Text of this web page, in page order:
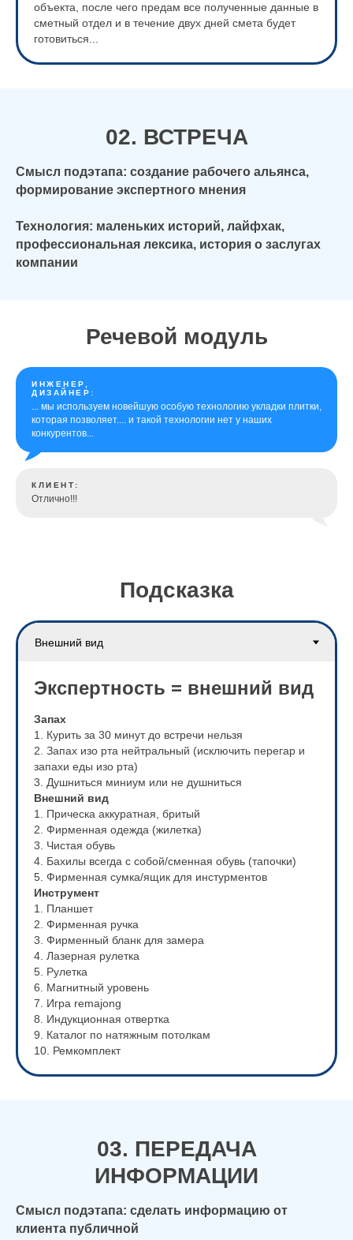
объекта, после чего предам все полученные данные в
сметный отдел и в течение двух дней смета будет
готовиться...
02. ВСТРЕЧА
Смысл подэтапа: создание рабочего альянса,
формирование экспертного мнения
Технология: маленьких историй, лайфхак,
профессиональная лексика, история о заслугах
компании
Речевой модуль
ИНЖЕНЕР,
ДИЗАЙНЕР:
... мы используем новейшую особую технологию укладки плитки,
которая позволяет.... и такой технологии нет у наших
конкурентов...
КЛИЕНТ:
Отлично!!!
Подсказка
Экспертность = внешний вид
Запах
1. Курить за 30 минут до встречи нельзя
2. Запах изо рта нейтральный (исключить перегар и
запахи еды изо рта)
3. Душниться миниум или не душниться
Внешний вид
1. Прическа аккуратная, бритый
2. Фирменная одежда (жилетка)
3. Чистая обувь
4. Бахилы всегда с собой/сменная обувь (тапочки)
5. Фирменная сумка/ящик для инстурментов
Инструмент
1. Планшет
2. Фирменная ручка
3. Фирменный бланк для замера
4. Лазерная рулетка
5. Рулетка
6. Магнитный уровень
7. Игра remajong
8. Индукционная отвертка
9. Каталог по натяжным потолкам
10. Ремкомплект
03. ПЕРЕДАЧА
ИНФОРМАЦИИ
Смысл подэтапа: сделать информацию от
клиента публичной